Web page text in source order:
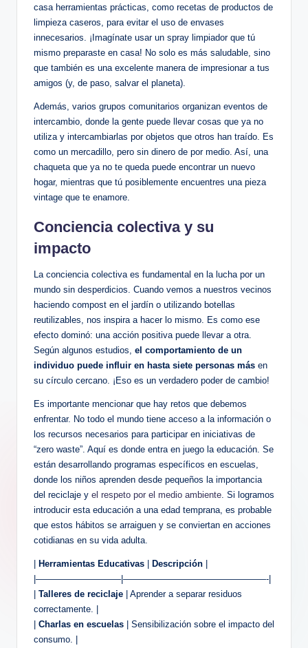
casa herramientas prácticas, como recetas de productos de
limpieza caseros, para evitar el uso de envases
innecesarios. ¡Imagínate usar un spray limpiador que tú
mismo preparaste en casa! No solo es más saludable, sino
que también es una excelente manera de impresionar a tus
amigos (y, de paso, salvar el planeta).
Además, varios grupos comunitarios organizan eventos de
intercambio, donde la gente puede llevar cosas que ya no
utiliza y intercambiarlas por objetos que otros han traído. Es
como un mercadillo, pero sin dinero de por medio. Así, una
chaqueta que ya no te queda puede encontrar un nuevo
hogar, mientras que tú posiblemente encuentres una pieza
vintage que te enamore.
Conciencia colectiva y su
impacto
La conciencia colectiva es fundamental en la lucha por un
mundo sin desperdicios. Cuando vemos a nuestros vecinos
haciendo compost en el jardín o utilizando botellas
reutilizables, nos inspira a hacer lo mismo. Es como ese
efecto dominó: una acción positiva puede llevar a otra.
Según algunos estudios, el comportamiento de un
individuo puede influir en hasta siete personas más en
su círculo cercano. ¡Eso es un verdadero poder de cambio!
Es importante mencionar que hay retos que debemos
enfrentar. No todo el mundo tiene acceso a la información o
los recursos necesarios para participar en iniciativas de
“zero waste”. Aquí es donde entra en juego la educación. Se
están desarrollando programas específicos en escuelas,
donde los niños aprenden desde pequeños la importancia
del reciclaje y el respeto por el medio ambiente. Si logramos
introducir esta educación a una edad temprana, es probable
que estos hábitos se arraiguen y se conviertan en acciones
cotidianas en su vida adulta.
Herramientas Educativas Descripción
|—————————–|————————————————-|
Talleres de reciclaje | Aprender a separar residuos
correctamente. |
Charlas en escuelas | Sensibilización sobre el impacto del
consumo. |